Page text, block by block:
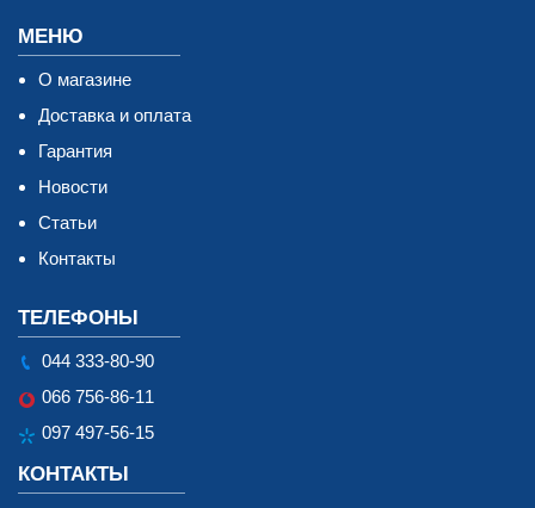
МЕНЮ
О магазине
Доставка и оплата
Гарантия
Новости
Статьи
Контакты
ТЕЛЕФОНЫ
044 333-80-90
066 756-86-11
097 497-56-15
КОНТАКТЫ